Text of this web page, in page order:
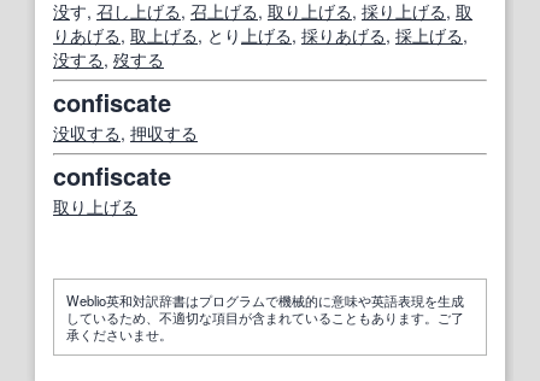
没す, 召し上げる, 召上げる, 取り上げる, 採り上げる, 取
りあげる, 取上げる, とり上げる, 採りあげる, 採上げる,
没する, 歿する
confiscate
没収する, 押収する
confiscate
取り上げる
Weblio英和対訳辞書はプログラムで機械的に意味や英語表現を生成
しているため、不適切な項目が含まれていることもあります。ご了
承くださいませ。